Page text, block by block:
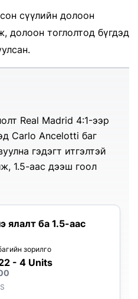
сүүлийн долоон
долоон тоглолтод бүгдэд
Real Madrid 4:1-ээр
Carlo Ancelotti баг
гэдэгт итгэлтэй
1.5-аас дээш гоол
ялалт ба 1.5-аас
зорилго
- 4 Units